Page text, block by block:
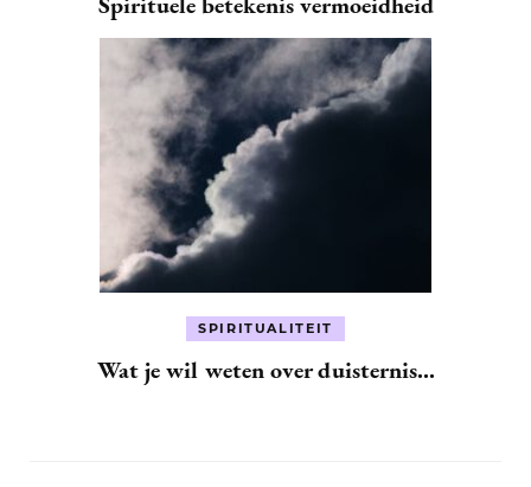
SPIRITUALITEIT
Wat je wil weten over duisternis…